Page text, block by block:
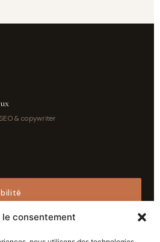
le consentement
& copywriter